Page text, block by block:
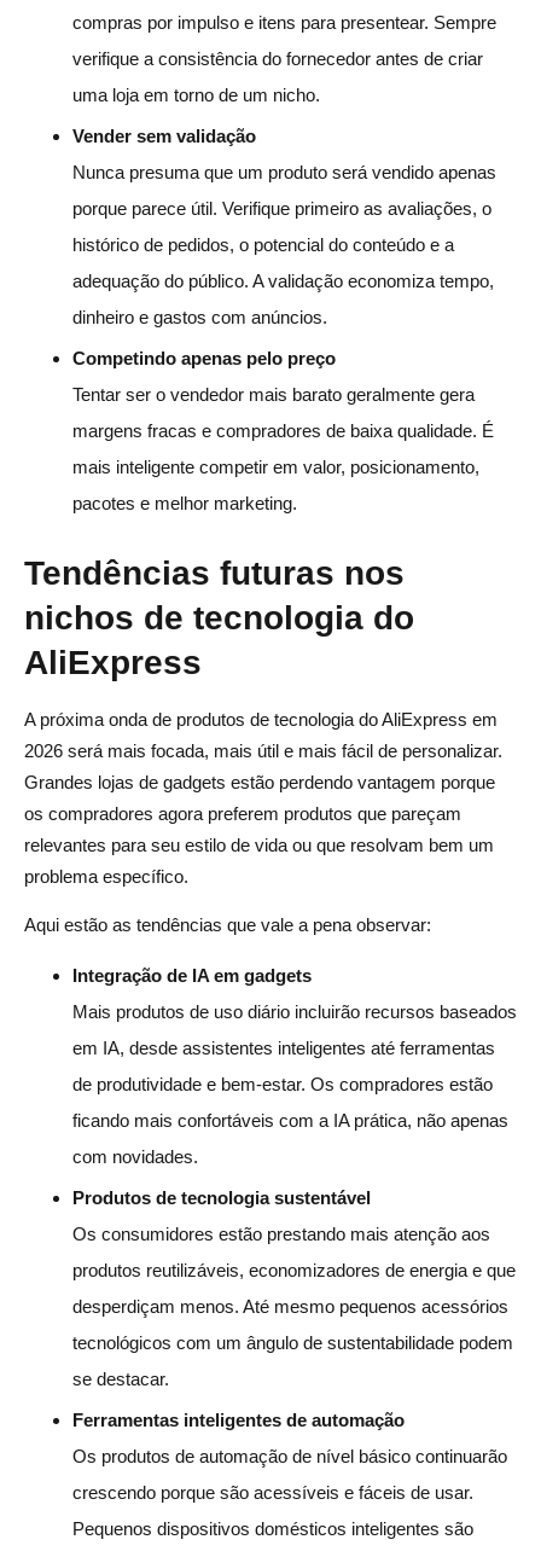
compras por impulso e itens para presentear. Sempre
verifique a consistência do fornecedor antes de criar
uma loja em torno de um nicho.
Vender sem validação
Nunca presuma que um produto será vendido apenas
porque parece útil. Verifique primeiro as avaliações, o
histórico de pedidos, o potencial do conteúdo e a
adequação do público. A validação economiza tempo,
dinheiro e gastos com anúncios.
Competindo apenas pelo preço
Tentar ser o vendedor mais barato geralmente gera
margens fracas e compradores de baixa qualidade. É
mais inteligente competir em valor, posicionamento,
pacotes e melhor marketing.
Tendências futuras nos
nichos de tecnologia do
AliExpress
A próxima onda de produtos de tecnologia do AliExpress em
2026 será mais focada, mais útil e mais fácil de personalizar.
Grandes lojas de gadgets estão perdendo vantagem porque
os compradores agora preferem produtos que pareçam
relevantes para seu estilo de vida ou que resolvam bem um
problema específico.
Aqui estão as tendências que vale a pena observar:
Integração de IA em gadgets
Mais produtos de uso diário incluirão recursos baseados
em IA, desde assistentes inteligentes até ferramentas
de produtividade e bem-estar. Os compradores estão
ficando mais confortáveis com a IA prática, não apenas
com novidades.
Produtos de tecnologia sustentável
Os consumidores estão prestando mais atenção aos
produtos reutilizáveis, economizadores de energia e que
desperdiçam menos. Até mesmo pequenos acessórios
tecnológicos com um ângulo de sustentabilidade podem
se destacar.
Ferramentas inteligentes de automação
Os produtos de automação de nível básico continuarão
crescendo porque são acessíveis e fáceis de usar.
Pequenos dispositivos domésticos inteligentes são